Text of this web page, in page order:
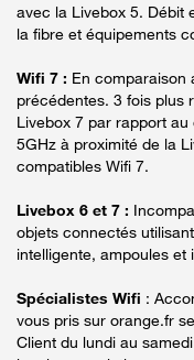
avec la Livebox 5. Débit
la fibre et équipements
Wifi 7 : En comparaison
précédentes. 3 fois plus
Livebox 7 par rapport
5GHz à proximité de la
compatibles Wifi 7.
Livebox 6 et 7 :
objets connectés
intelligente, ampoules
Spécialistes Wifi :
vous pris sur orange.fr
Client du lundi au